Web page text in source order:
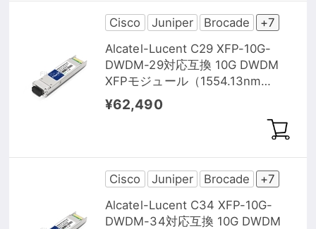
Cisco Juniper Brocade
+7
Alcatel-Lucent C29 XFP-10G-
DWDM-29対応互換 10G DWDM
XFPモジュール（1554.13nm
80km DOM）
¥62,490
Cisco Juniper Brocade
+7
Alcatel-Lucent C34 XFP-10G-
DWDM-34対応互換 10G DWDM